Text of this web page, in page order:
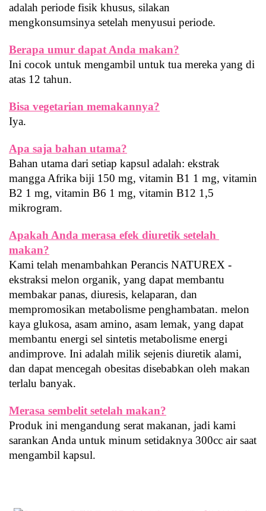
adalah periode fisik khusus, silakan
mengkonsumsinya setelah menyusui periode.
Berapa umur dapat Anda makan?
Ini cocok untuk mengambil untuk tua mereka yang di
atas 12 tahun.
Bisa vegetarian memakannya?
Iya.
Apa saja bahan utama?
Bahan utama dari setiap kapsul adalah: ekstrak
mangga Afrika biji 150 mg, vitamin B1 1 mg, vitamin
B2 1 mg, vitamin B6 1 mg, vitamin B12 1,5
mikrogram.
Apakah Anda merasa efek diuretik setelah
makan?
Kami telah menambahkan Perancis NATUREX -
ekstraksi melon organik, yang dapat membantu
membakar panas, diuresis, kelaparan, dan
mempromosikan metabolisme penghambatan. melon
kaya glukosa, asam amino, asam lemak, yang dapat
membantu energi sel sintetis metabolisme energi
andimprove. Ini adalah milik sejenis diuretik alami,
dan dapat mencegah obesitas disebabkan oleh makan
terlalu banyak.
Merasa sembelit setelah makan?
Produk ini mengandung serat makanan, jadi kami
sarankan Anda untuk minum setidaknya 300cc air saat
mengambil kapsul.